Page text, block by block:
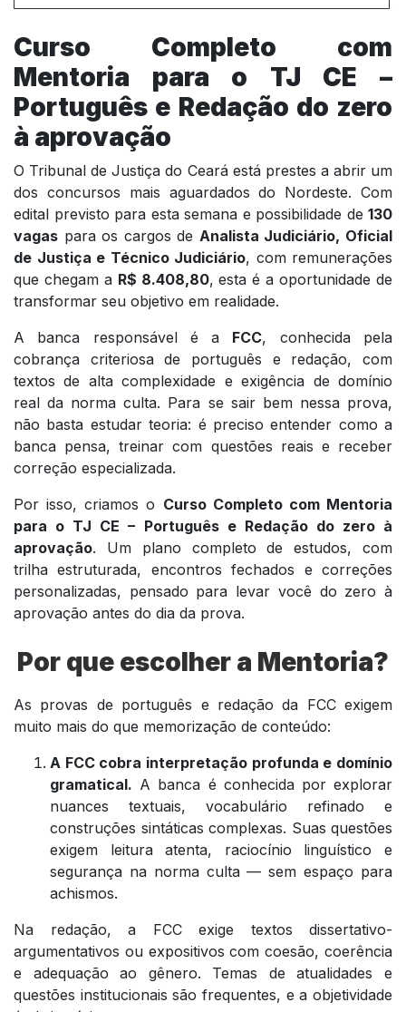
Curso Completo com
Mentoria para o TJ CE –
Português e Redação do zero
à aprovação
O Tribunal de Justiça do Ceará está prestes a abrir um
dos concursos mais aguardados do Nordeste. Com
edital previsto para esta semana e possibilidade de 130
vagas para os cargos de Analista Judiciário, Oficial
de Justiça e Técnico Judiciário, com remunerações
que chegam a R$ 8.408,80, esta é a oportunidade de
transformar seu objetivo em realidade.
A banca responsável é a FCC, conhecida pela
cobrança criteriosa de português e redação, com
textos de alta complexidade e exigência de domínio
real da norma culta. Para se sair bem nessa prova,
não basta estudar teoria: é preciso entender como a
banca pensa, treinar com questões reais e receber
correção especializada.
Por isso, criamos o Curso Completo com Mentoria
para o TJ CE – Português e Redação do zero à
aprovação. Um plano completo de estudos, com
trilha estruturada, encontros fechados e correções
personalizadas, pensado para levar você do zero à
aprovação antes do dia da prova.
Por que escolher a Mentoria?
As provas de português e redação da FCC exigem
muito mais do que memorização de conteúdo:
A FCC cobra interpretação profunda e domínio
gramatical. A banca é conhecida por explorar
nuances textuais, vocabulário refinado e
construções sintáticas complexas. Suas questões
exigem leitura atenta, raciocínio linguístico e
segurança na norma culta — sem espaço para
achismos.
Na redação, a FCC exige textos dissertativo-
argumentativos ou expositivos com coesão, coerência
e adequação ao gênero. Temas de atualidades e
questões institucionais são frequentes, e a objetividade